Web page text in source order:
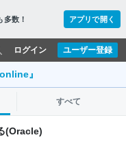
多数！ アプリで開く
ユーザー登録
ログイン
』
すべて
(Oracle)